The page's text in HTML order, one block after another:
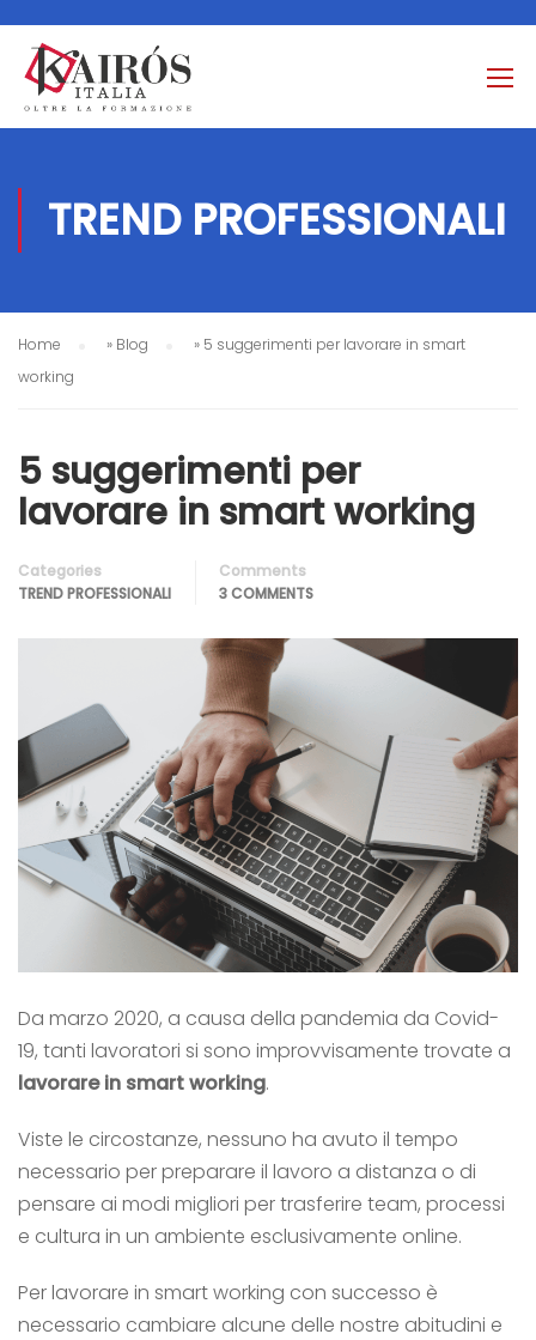
TREND PROFESSIONALI
Home » Blog » 5 suggerimenti per lavorare in smart
working
5 suggerimenti per
lavorare in smart working
Categories
TREND PROFESSIONALI
Comments
3 COMMENTS
Da marzo 2020, a causa della pandemia da Covid-
19, tanti lavoratori si sono improvvisamente trovate a
lavorare in smart working.
Viste le circostanze, nessuno ha avuto il tempo
necessario per preparare il lavoro a distanza o di
pensare ai modi migliori per trasferire team, processi
e cultura in un ambiente esclusivamente online.
Per lavorare in smart working con successo è
necessario cambiare alcune delle nostre abitudini e